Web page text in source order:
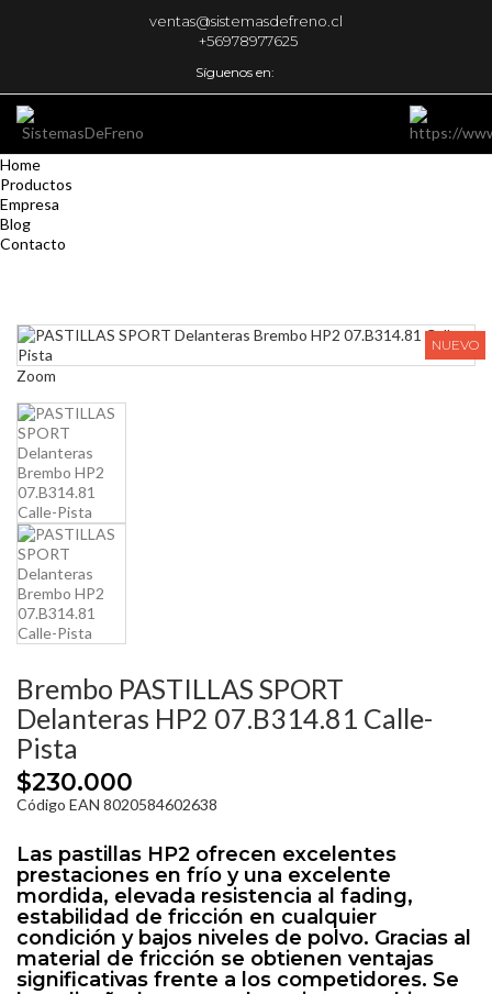
ventas@sistemasdefreno.cl
+56978977625
Síguenos en:
Home
Productos
Empresa
Blog
Contacto
NUEVO
Zoom
Brembo PASTILLAS SPORT
Delanteras HP2 07.B314.81 Calle-
Pista
$230.000
Código EAN 8020584602638
Las pastillas HP2 ofrecen excelentes
prestaciones en frío y una excelente
mordida, elevada resistencia al fading,
estabilidad de fricción en cualquier
condición y bajos niveles de polvo. Gracias al
material de fricción se obtienen ventajas
significativas frente a los competidores. Se